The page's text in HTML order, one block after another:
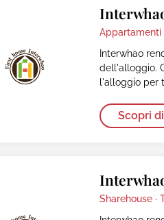
Appartamenti
Interwhao
dell'alloggio.
l'alloggio per
Scopri
Sharehouse ·